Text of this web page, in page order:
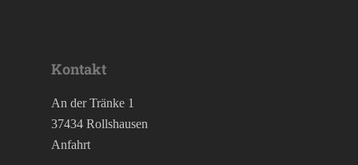
Kontakt
An der Tränke 1
37434 Rollshausen
Anfahrt